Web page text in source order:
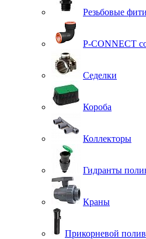
Резьбовые
P-CONNECT
Седелки
Короба
Коллекторы
Гидранты
Краны
Прикорневой полив